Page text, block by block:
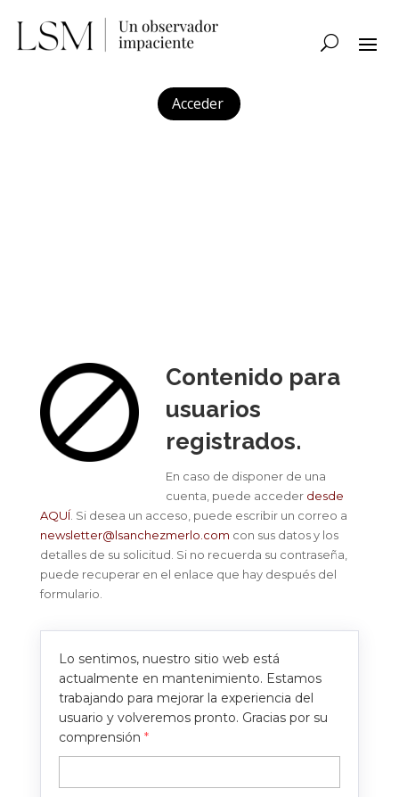
Acceder
Contenido para
usuarios
registrados.
En caso de disponer de una
cuenta, puede acceder desde
AQUÍ. Si desea un acceso, puede escribir un correo a
newsletter@lsanchezmerlo.com con sus datos y los
detalles de su solicitud. Si no recuerda su contraseña,
puede recuperar en el enlace que hay después del
formulario.
Lo sentimos, nuestro sitio web está
actualmente en mantenimiento. Estamos
trabajando para mejorar la experiencia del
usuario y volveremos pronto. Gracias por su
comprensión *